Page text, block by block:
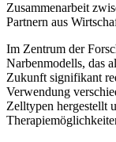
Zusammenarbeit
Partnern aus
Im Zentrum der
Narbenmodells, das
Zukunft signifikant
Verwendung
Zelltypen hergestellt